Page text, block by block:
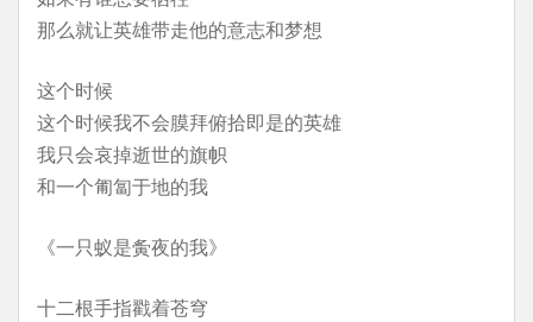
那么就让英雄带走他的意志和梦想
这个时候
这个时候我不会膜拜俯拾即是的英雄
我只会哀掉逝世的旗帜
和一个匍匐于地的我
《一只蚁是夤夜的我》
十二根手指戳着苍穹